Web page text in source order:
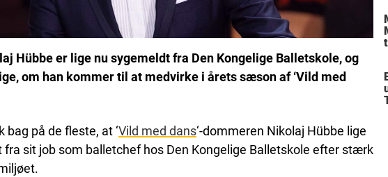
Hübbe er lige nu sygemeldt fra Den Kongelige Balletskole, og
om han kommer til at medvirke i årets sæson af ‘Vild med
bag på de fleste, at ‘Vild med dans‘-dommeren Nikolaj Hübbe lige
fra sit job som balletchef hos Den Kongelige Balletskole efter stærk